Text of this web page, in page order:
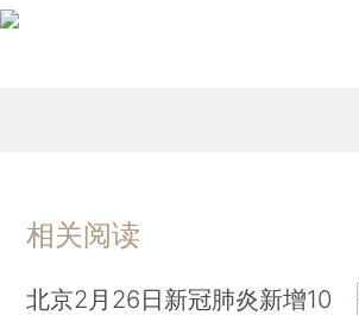
相关阅读
北京2月26日新冠肺炎新增10